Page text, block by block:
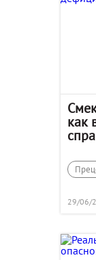
как
29/06/